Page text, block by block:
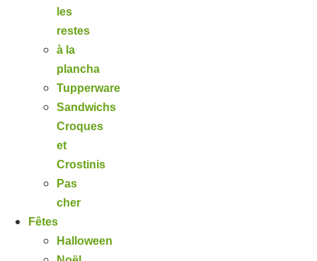
les
restes
à la
plancha
Tupperware
Sandwichs
Croques
et
Crostinis
Pas
cher
Fêtes
Halloween